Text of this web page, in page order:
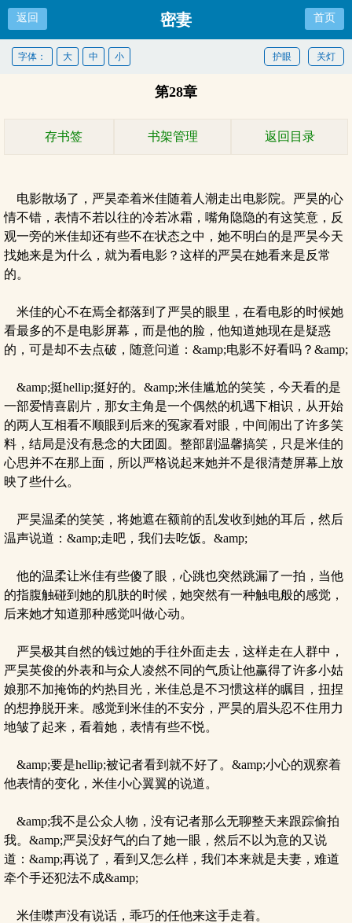
返回 密妻 首页
关灯
护眼
字体： 大 中 小
第28章
存书签 书架管理 返回目录
电影散场了，严昊牵着米佳随着人潮走出电影院。严昊的心
情不错，表情不若以往的冷若冰霜，嘴角隐隐的有这笑意，反
观一旁的米佳却还有些不在状态之中，她不明白的是严昊今天
找她来是为什么，就为看电影？这样的严昊在她看来是反常
的。
米佳的心不在焉全都落到了严昊的眼里，在看电影的时候她
看最多的不是电影屏幕，而是他的脸，他知道她现在是疑惑
的，可是却不去点破，随意问道：&amp;电影不好看吗？&amp;
&amp;挺hellip;挺好的。&amp;米佳尴尬的笑笑，今天看的是
一部爱情喜剧片，那女主角是一个偶然的机遇下相识，从开始
的两人互相看不顺眼到后来的冤家看对眼，中间闹出了许多笑
料，结局是没有悬念的大团圆。整部剧温馨搞笑，只是米佳的
心思并不在那上面，所以严格说起来她并不是很清楚屏幕上放
映了些什么。
严昊温柔的笑笑，将她遮在额前的乱发收到她的耳后，然后
温声说道：&amp;走吧，我们去吃饭。&amp;
他的温柔让米佳有些傻了眼，心跳也突然跳漏了一拍，当他
的指腹触碰到她的肌肤的时候，她突然有一种触电般的感觉，
后来她才知道那种感觉叫做心动。
严昊极其自然的钱过她的手往外面走去，这样走在人群中，
严昊英俊的外表和与众人凌然不同的气质让他赢得了许多小姑
娘那不加掩饰的灼热目光，米佳总是不习惯这样的瞩目，扭捏
的想挣脱开来。感觉到米佳的不安分，严昊的眉头忍不住用力
地皱了起来，看着她，表情有些不悦。
&amp;要是hellip;被记者看到就不好了。&amp;小心的观察着
他表情的变化，米佳小心翼翼的说道。
&amp;我不是公众人物，没有记者那么无聊整天来跟踪偷拍
我。&amp;严昊没好气的白了她一眼，然后不以为意的又说
道：&amp;再说了，看到又怎么样，我们本来就是夫妻，难道
牵个手还犯法不成&amp;
米佳噤声没有说话，乖巧的任他来这手走着。